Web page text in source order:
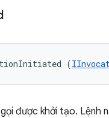
(
được khởi tạo.